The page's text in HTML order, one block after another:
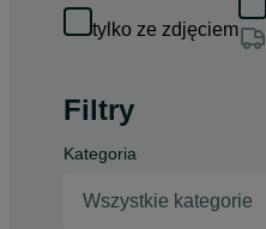
tylko ze zdjęciem
Filtry
Kategoria
Wszystkie kategorie